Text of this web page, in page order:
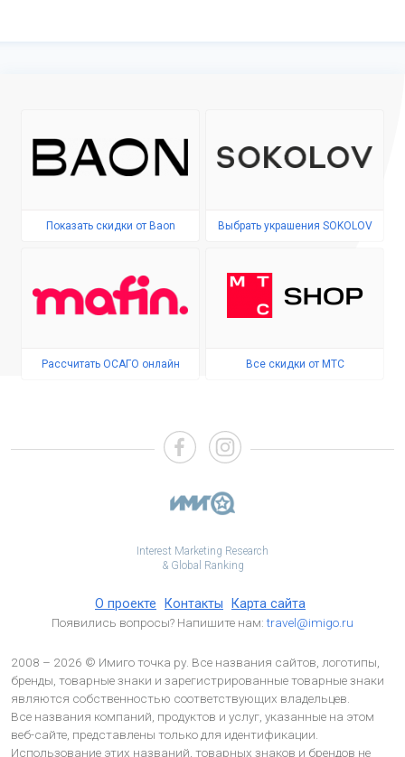
Показать скидки от Baon Выбрать украшения SOKOLOV
Рассчитать ОСАГО онлайн Все скидки от МТС
Interest Marketing Research
& Global Ranking
О проекте Контакты Карта сайта
Появились вопросы? Напишите нам:travel@imigo.ru
2008 – 2026 © Имиго точка ру. Все названия сайтов, логотипы,
бренды, товарные знаки и зарегистрированные товарные знаки
являются собственностью соответствующих владельцев.
Все названия компаний, продуктов и услуг, указанные на этом
веб-сайте, представлены только для идентификации.
Использование этих названий, товарных знаков и брендов не